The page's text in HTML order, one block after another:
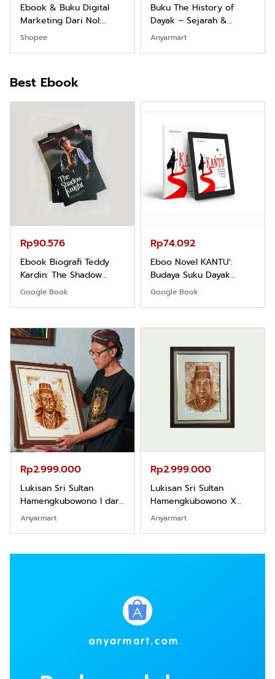
Ebook & Buku Digital
Marketing Dari Nol:
Fondasi & Mindset untuk
Pemula
Shopee
Buku The History of
Dayak – Sejarah &
Identitas Borneo Asli
Anyarmart
Best Ebook
Rp90.576
Ebook Biografi Teddy
Kardin: The Shadow
Khight |
Google Book
Rp74.092
Eboo Novel KANTU':
Budaya Suku Dayak
Borneo
Google Book
Rp2.999.000
Lukisan Sri Sultan
Hamengkubowono I dari
Kopi Karya Rudi Winarso
Anyarmart
Rp2.999.000
Lukisan Sri Sultan
Hamengkubowono X
dari Kopi Karya Rudi
Winarso
Anyarmart